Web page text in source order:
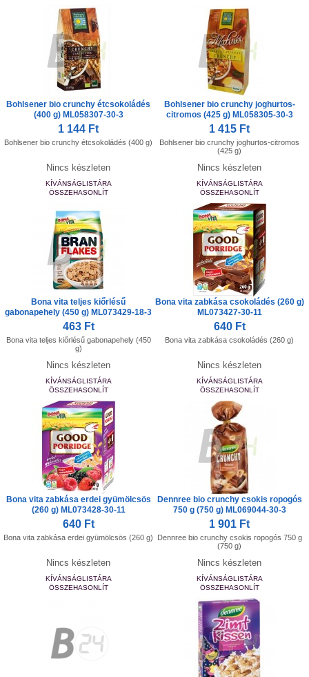
Bohlsener bio crunchy étcsokoládés
(400 g) ML058307-30-3
1 144 Ft
Bohlsener bio crunchy étcsokoládés (400 g)
Nincs készleten
KÍVÁNSÁGLISTÁRA
ÖSSZEHASONLÍT
Bohlsener bio crunchy joghurtos-
citromos (425 g) ML058305-30-3
1 415 Ft
Bohlsener bio crunchy joghurtos-citromos
(425 g)
Nincs készleten
KÍVÁNSÁGLISTÁRA
ÖSSZEHASONLÍT
Bona vita teljes kiőrlésű
gabonapehely (450 g) ML073429-18-3
463 Ft
Bona vita teljes kiőrlésű gabonapehely (450
g)
Nincs készleten
KÍVÁNSÁGLISTÁRA
ÖSSZEHASONLÍT
Bona vita zabkása csokoládés (260 g)
ML073427-30-11
640 Ft
Bona vita zabkása csokoládés (260 g)
Nincs készleten
KÍVÁNSÁGLISTÁRA
ÖSSZEHASONLÍT
Bona vita zabkása erdei gyümölcsös
(260 g) ML073428-30-11
640 Ft
Bona vita zabkása erdei gyümölcsös (260 g)
Nincs készleten
KÍVÁNSÁGLISTÁRA
ÖSSZEHASONLÍT
Dennree bio crunchy csokis ropogós
750 g (750 g) ML069044-30-3
1 901 Ft
Dennree bio crunchy csokis ropogós 750 g
(750 g)
Nincs készleten
KÍVÁNSÁGLISTÁRA
ÖSSZEHASONLÍT